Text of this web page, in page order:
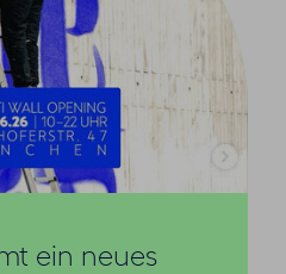
ein neues